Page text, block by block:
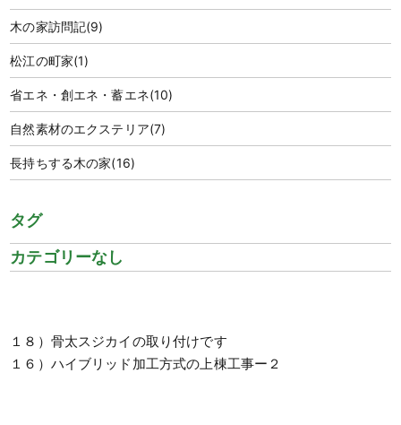
木の家訪問記(9)
松江の町家(1)
省エネ・創エネ・蓄エネ(10)
自然素材のエクステリア(7)
長持ちする木の家(16)
タグ
カテゴリーなし
１８）骨太スジカイの取り付けです
１６）ハイブリッド加工方式の上棟工事ー２